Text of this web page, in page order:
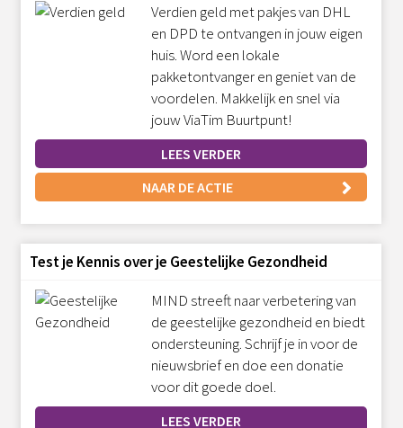
Verdien geld met pakjes van DHL
en DPD te ontvangen in jouw eigen
huis. Word een lokale
pakketontvanger en geniet van de
voordelen. Makkelijk en snel via
jouw ViaTim Buurtpunt!
LEES VERDER
NAAR DE ACTIE
Test je Kennis over je Geestelijke Gezondheid
MIND streeft naar verbetering van
de geestelijke gezondheid en biedt
ondersteuning. Schrijf je in voor de
nieuwsbrief en doe een donatie
voor dit goede doel.
LEES VERDER